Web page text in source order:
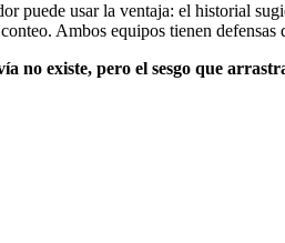
puede usar la ventaja: el historial
Ambos equipos tienen
no existe, pero el sesgo que